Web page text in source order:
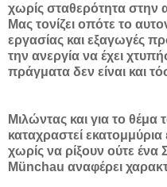
χωρίς σταθερότητα στην
Μας τονίζει οπότε το
εργασίας και εξαγωγές
την ανεργία να έχει
πράγματα δεν είναι και
Μιλώντας και για το
καταχραστεί
χωρίς να ρίξουν ούτε ένα
Münchau αναφέρει